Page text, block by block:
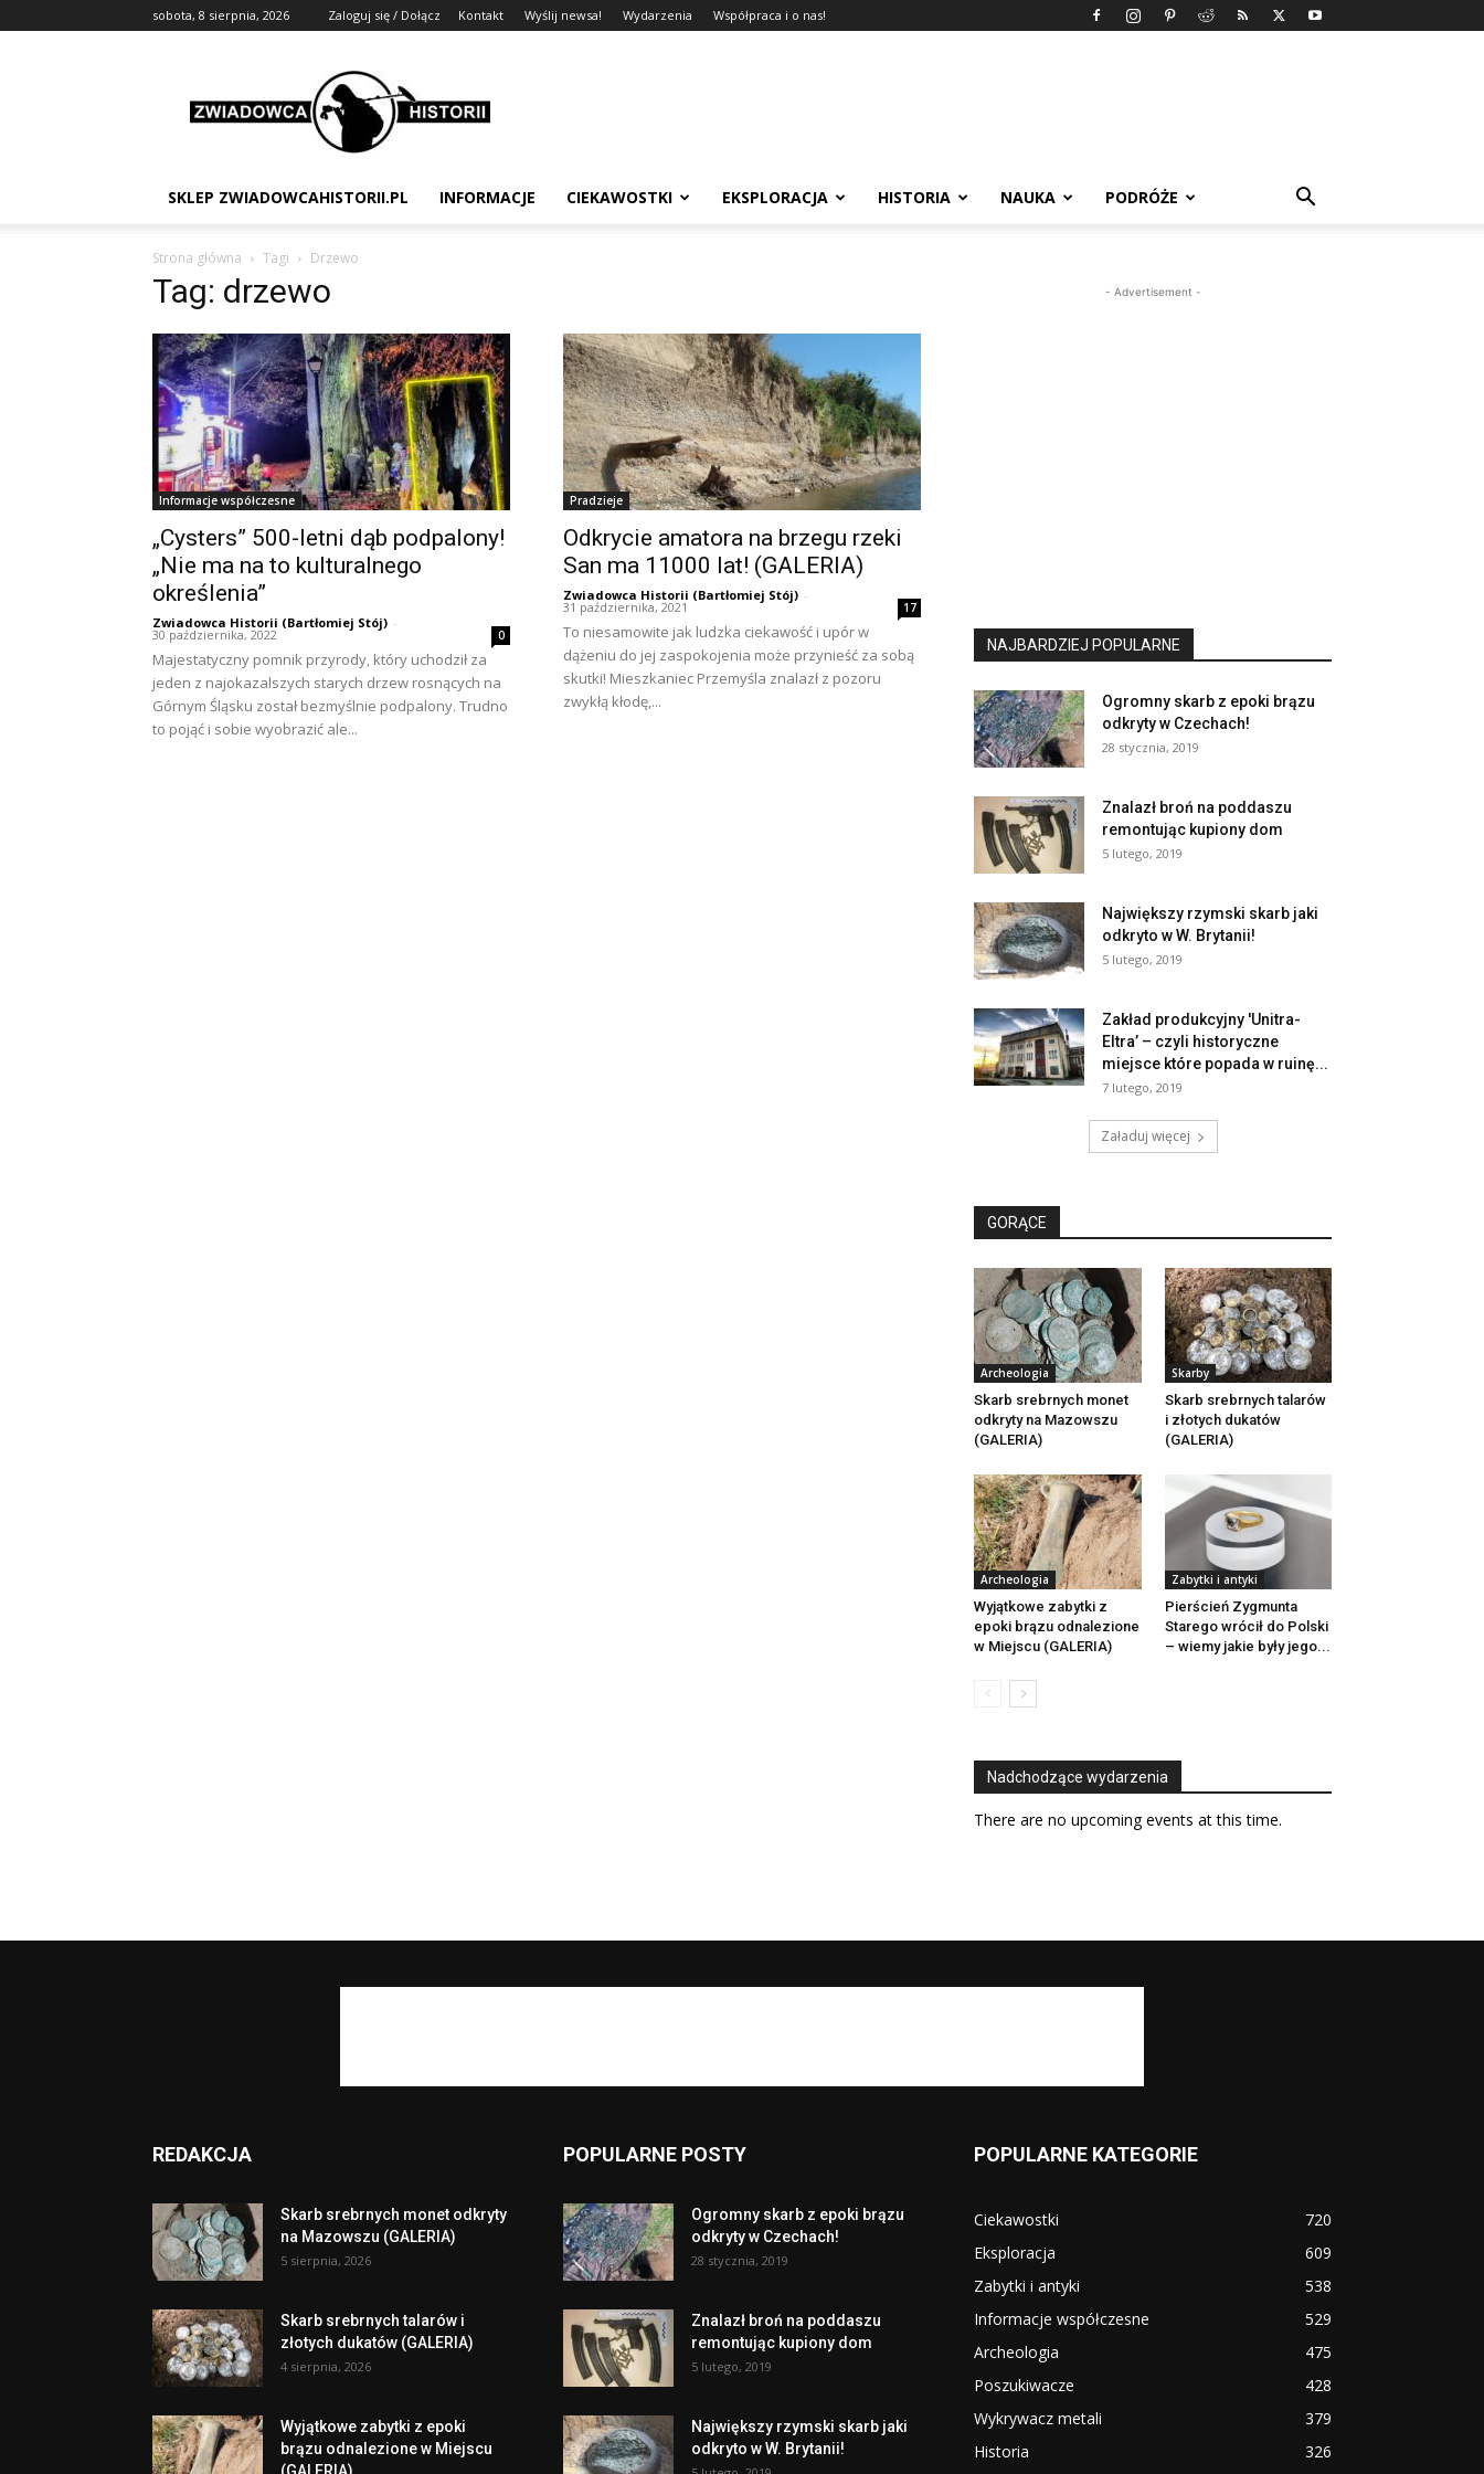
sobota, 8 sierpnia, 2026 Zaloguj się / Dołącz Kontakt Wyślij newsa! Wydarzenia Współpraca i o nas!
Zwiadowca
Historii
SKLEP ZWIADOWCAHISTORII.PL INFORMACJE CIEKAWOSTKI EKSPLORACJA HISTORIA NAUKA PODRÓŻE
Strona główna Tagi Drzewo
Tag: drzewo
Informacje współczesne
„Cysters” 500-letni dąb podpalony!
„Nie ma na to kulturalnego
określenia”
Zwiadowca Historii (Bartłomiej Stój) -
30 października, 2022 0
Majestatyczny pomnik przyrody, który uchodził za
jeden z najokazalszych starych drzew rosnących na
Górnym Śląsku został bezmyślnie podpalony. Trudno
to pojąć i sobie wyobrazić ale...
Pradzieje
Odkrycie amatora na brzegu rzeki
San ma 11000 lat! (GALERIA)
Zwiadowca Historii (Bartłomiej Stój) -
31 października, 2021 17
To niesamowite jak ludzka ciekawość i upór w
dążeniu do jej zaspokojenia może przynieść za sobą
skutki! Mieszkaniec Przemyśla znalazł z pozoru
zwykłą kłodę,...
- Advertisement -
NAJBARDZIEJ POPULARNE
Ogromny skarb z epoki brązu
odkryty w Czechach!
28 stycznia, 2019
Znalazł broń na poddaszu
remontując kupiony dom
5 lutego, 2019
Największy rzymski skarb jaki
odkryto w W. Brytanii!
5 lutego, 2019
Zakład produkcyjny 'Unitra-
Eltra’ – czyli historyczne
miejsce które popada w ruinę...
7 lutego, 2019
Załaduj więcej
GORĄCE
Archeologia
Skarb srebrnych monet
odkryty na Mazowszu
(GALERIA)
Skarby
Skarb srebrnych talarów
i złotych dukatów
(GALERIA)
Archeologia
Wyjątkowe zabytki z
epoki brązu odnalezione
w Miejscu (GALERIA)
Zabytki i antyki
Pierścień Zygmunta
Starego wrócił do Polski
– wiemy jakie były jego...
Nadchodzące wydarzenia
There are no upcoming events at this time.
REDAKCJA
Skarb srebrnych monet odkryty
na Mazowszu (GALERIA)
5 sierpnia, 2026
Skarb srebrnych talarów i
złotych dukatów (GALERIA)
4 sierpnia, 2026
Wyjątkowe zabytki z epoki
brązu odnalezione w Miejscu
POPULARNE POSTY
Ogromny skarb z epoki brązu
odkryty w Czechach!
28 stycznia, 2019
Znalazł broń na poddaszu
remontując kupiony dom
5 lutego, 2019
Największy rzymski skarb jaki
odkryto w W. Brytanii!
POPULARNE KATEGORIE
Ciekawostki
720
Eksploracja
609
Zabytki i antyki
538
Informacje współczesne
529
Archeologia
475
Poszukiwacze
428
Wykrywacz metali
379
Historia
326